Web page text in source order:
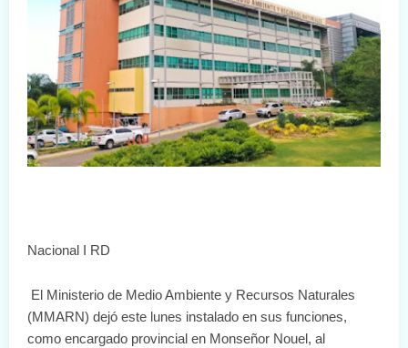
Nacional I RD
El Ministerio de Medio Ambiente y Recursos Naturales
(MMARN) dejó este lunes instalado en sus funciones,
como encargado provincial en Monseñor Nouel, al